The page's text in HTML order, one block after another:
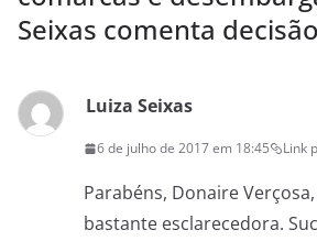
Seixas comenta decisão
Luiza Seixas
6 de julho de 2017 em 18:45 Link
Parabéns, Donaire
bastante esclarecedora.